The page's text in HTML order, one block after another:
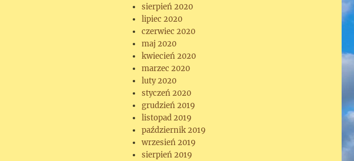
sierpień 2020
lipiec 2020
czerwiec 2020
maj 2020
kwiecień 2020
marzec 2020
luty 2020
styczeń 2020
grudzień 2019
listopad 2019
październik 2019
wrzesień 2019
sierpień 2019